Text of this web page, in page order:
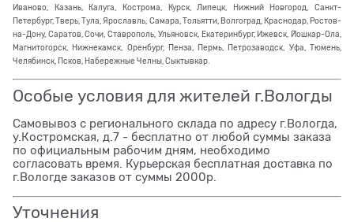
Иваново, Казань, Калуга, Кострома, Курск, Липецк, Нижний Новгород, Санкт-
Петербург, Тверь, Тула, Ярославль, Самара, Тольятти, Волгоград, Краснодар, Ростов-
на-Дону, Саратов, Сочи, Ставрополь, Ульяновск, Екатеринбург, Ижевск, Йошкар-Ола,
Магнитогорск, Нижнекамск, Оренбург, Пенза, Пермь, Петрозаводск, Уфа, Тюмень,
Челябинск, Псков, Набережные Челны, Сыктывкар.
Особые условия для жителей г.Вологды
Самовывоз с регионального склада по адресу г.Вологда,
у.Костромская, д.7 - бесплатно от любой суммы заказа
по официальным рабочим дням, необходимо
согласовать время. Курьерская бесплатная доставка по
г.Вологде заказов от суммы 2000р.
Уточнения